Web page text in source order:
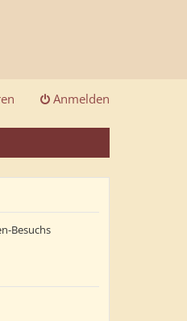
Anmelden
Besuchs